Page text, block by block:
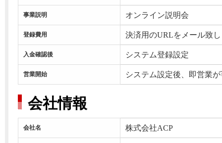
事業説明 オンライン説明会
登録費用 決済用のURLをメール致
入金確認後 システム登録設定
営業開始 システム設定後、即営業
会社情報
会社名 株式会社ACP